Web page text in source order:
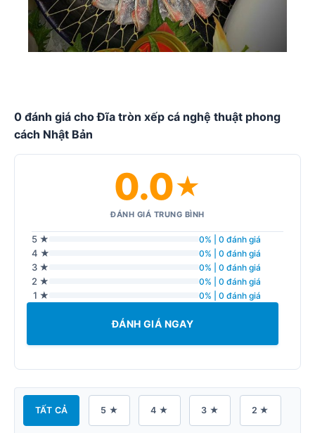
0 đánh giá cho Đĩa tròn xếp cá nghệ thuật phong
cách Nhật Bản
0.0★
ĐÁNH GIÁ TRUNG BÌNH
5 ★ 0% | 0 đánh giá
4 ★ 0% | 0 đánh giá
3 ★ 0% | 0 đánh giá
2 ★ 0% | 0 đánh giá
1 ★ 0% | 0 đánh giá
ĐÁNH GIÁ NGAY
TẤT CẢ 5 ★ 4 ★ 3 ★ 2 ★